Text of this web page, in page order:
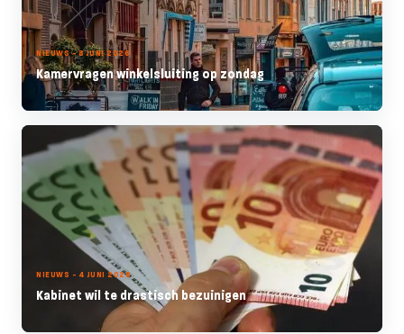
NIEUWS - 8 JUNI 2026
Kamervragen winkelsluiting op zondag
NIEUWS - 4 JUNI 2026
Kabinet wil te drastisch bezuinigen